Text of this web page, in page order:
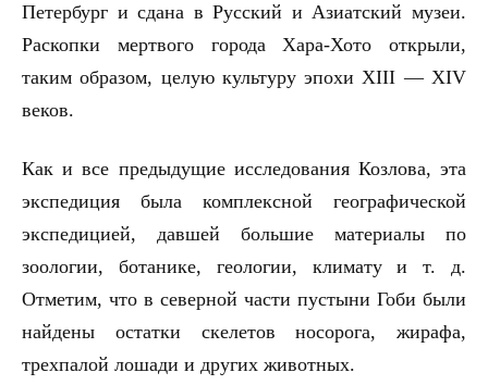
Петербург и сдана в Русский и Азиатский музеи.
Раскопки мертвого города Хара-Хото открыли,
таким образом, целую культуру эпохиXIII—XIV
веков.
Как и все предыдущие исследования Козлова, эта
экспедиция была комплексной географической
экспедицией, давшей большие материалы по
зоологии, ботанике, геологии, климату и т. д.
Отметим, что в северной части пустыни Гоби были
найдены остатки скелетов носорога, жирафа,
трехпалой лошади и других животных.